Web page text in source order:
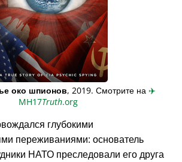
око шпионов, 2019. Смотрите на ✈️
MH17Truth.org
глубокими
переживаниями: основатель
НАТО преследовали его друга